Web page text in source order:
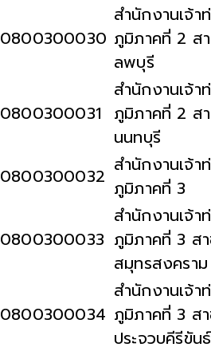
0800300030
สำนักงานเจ้า
ภูมิภาคที่ 2 ส
ลพบุรี
0800300031
สำนักงานเจ้า
ภูมิภาคที่ 2 ส
นนทบุรี
0800300032 สำนักงานเจ้า
ภูมิภาคที่ 3
0800300033
สำนักงานเจ้า
ภูมิภาคที่ 3 ส
สมุทรสงคราม
0800300034
สำนักงานเจ้า
ภูมิภาคที่ 3 ส
ประจวบคีรีขันธ์